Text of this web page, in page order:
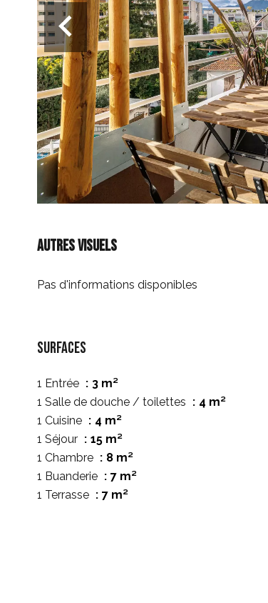
Autres visuels
Pas d'informations disponibles
Surfaces
1 Entrée
3 m²
1 Salle de douche / toilettes
4 m²
1 Cuisine
4 m²
1 Séjour
15 m²
1 Chambre
8 m²
1 Buanderie
7 m²
1 Terrasse
7 m²